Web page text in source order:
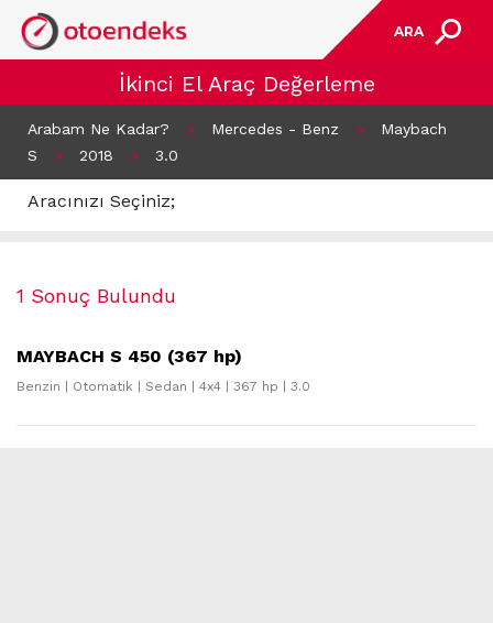
ARA
İkinci El Araç Değerleme
Arabam Ne Kadar? > Mercedes - Benz >
Maybach
S
> 2018 > 3.0
Aracınızı Seçiniz;
1 Sonuç Bulundu
MAYBACH S 450 (367 hp)
Benzin | Otomatik | Sedan | 4x4 | 367 hp | 3.0